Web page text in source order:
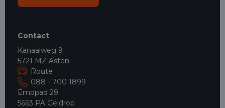
Contact
Kanaalweg 9
5721 MZ Asten
Route
088 - 700 1899
Emopad 29
5663 PA Geldrop